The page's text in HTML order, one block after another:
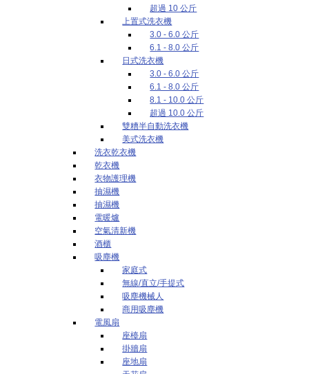
超過 10 公斤
上置式洗衣機
3.0 - 6.0 公斤
6.1 - 8.0 公斤
日式洗衣機
3.0 - 6.0 公斤
6.1 - 8.0 公斤
8.1 - 10.0 公斤
超過 10.0 公斤
雙糟半自動洗衣機
美式洗衣機
洗衣乾衣機
乾衣機
衣物護理機
抽濕機
抽濕機
電暖爐
空氣清新機
酒櫃
吸塵機
家庭式
無線/直立/手提式
吸塵機械人
商用吸塵機
電風扇
座檯扇
掛牆扇
座地扇